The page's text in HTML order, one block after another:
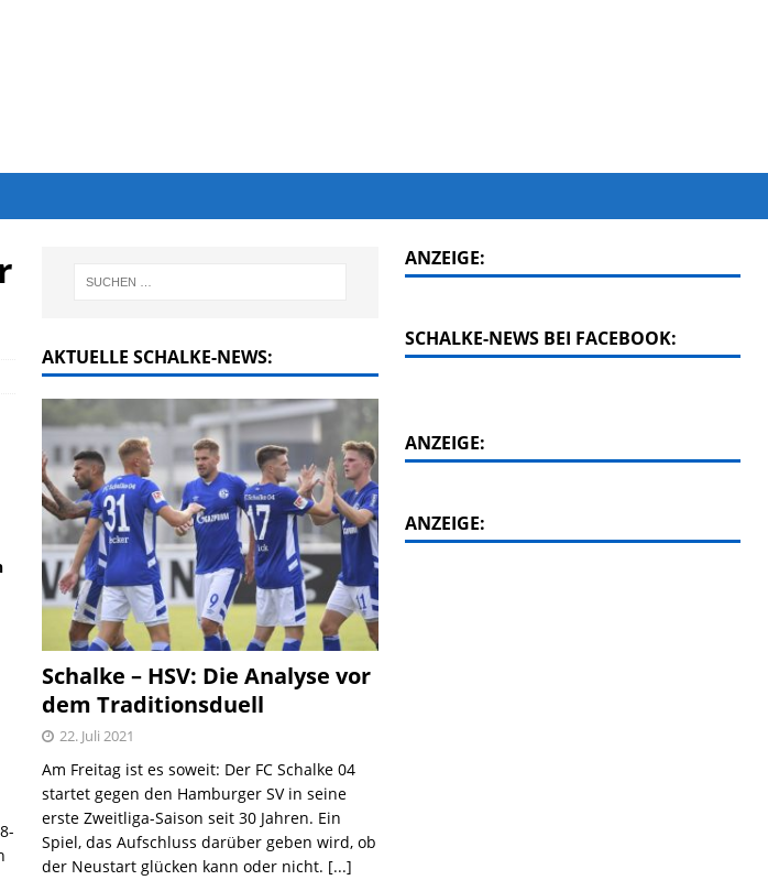
AKTUELLE SCHALKE-NEWS:
Schalke – HSV: Die Analyse vor
dem Traditionsduell
22. Juli 2021
Am Freitag ist es soweit: Der FC Schalke 04
startet gegen den Hamburger SV in seine
erste Zweitliga-Saison seit 30 Jahren. Ein
Spiel, das Aufschluss darüber geben wird, ob
der Neustart glücken kann oder nicht. [...]
ANZEIGE:
SCHALKE-NEWS BEI FACEBOOK:
ANZEIGE:
ANZEIGE: